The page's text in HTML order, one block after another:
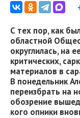
С тех пор, как
областной
округлилась, на
критических,
материалов в
В понедельник
переизбрать на
обозрение
кого опники